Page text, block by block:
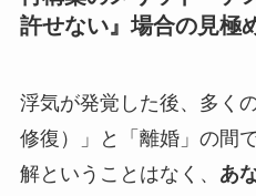
許せない』場合の見極
浮気が発覚した後、多く
修復）」と「離婚」の間
解ということはなく、 あ